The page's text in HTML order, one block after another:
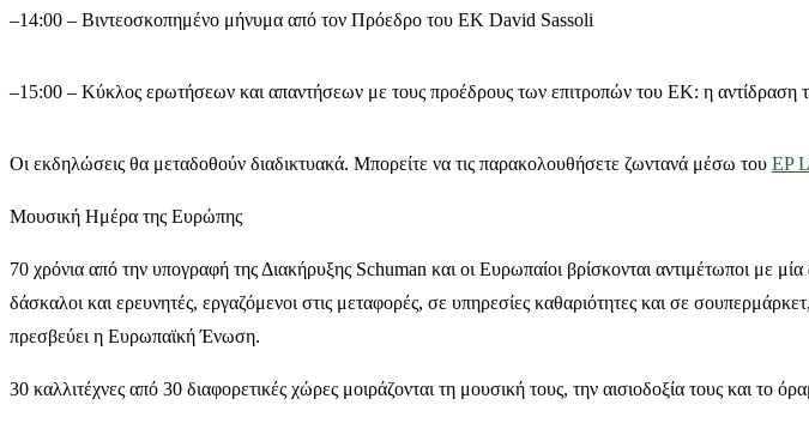
–14:00 – Βιντεοσκοπημένο μήνυμα από τον Πρόεδρο του ΕΚ David Sassoli
–15:00 – Κύκλος ερωτήσεων και απαντήσεων με τους προέδρους των επιτροπών του ΕΚ: η αντίδραση
Οι εκδηλώσεις θα μεταδοθούν διαδικτυακά. Μπορείτε να τις παρακολουθήσετε ζωντανά μέσω του EP
Μουσική Ημέρα της Ευρώπης
70 χρόνια από την υπογραφή της Διακήρυξης Schuman και οι Ευρωπαίοι βρίσκονται αντιμέτωποι με
δάσκαλοι και ερευνητές, εργαζόμενοι στις μεταφορές, σε υπηρεσίες καθαριότητες και σε
πρεσβεύει η Ευρωπαϊκή Ένωση.
30 καλλιτέχνες από 30 διαφορετικές χώρες μοιράζονται τη μουσική τους, την αισιοδοξία τους και